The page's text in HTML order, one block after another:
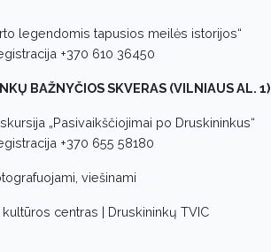
legendomis tapusios meilės istorijos“
+370 610 36450
BAŽNYČIOS SKVERAS (VILNIAUS AL. 1)
„Pasivaikščiojimai po Druskininkus“
+370 655 58180
viešinami
centras | Druskininkų TVIC